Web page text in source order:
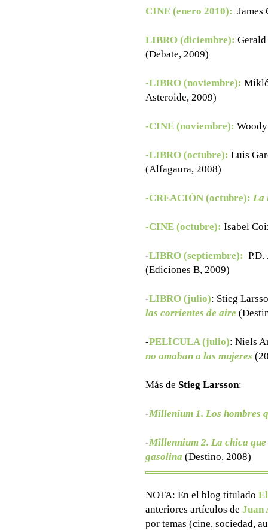
CINE (enero 2010): James
LIBRO (diciembre):
(Debate, 2009)
-LIBRO (noviembre):
Asteroide, 2009)
-CINE (noviembre):
-LIBRO (octubre): Luis
(Alfagaura, 2008)
-CREACIÓN (octubre): La
-CINE (octubre): Isabel
-LIBRO (septiembre):
(Ediciones B, 2009)
-LIBRO (julio): Stieg
las corrientes de aire
-PELÍCULA (julio): Niels
no amaban a las mujeres
Más de Stieg Larsson:
-Millenium 1. Los hombres
-Millennium 2. La chica
gasolina (Destino, 2008)
NOTA: En el blog titulado
anteriores artículos de Juan
por temas (cine, sociedad,